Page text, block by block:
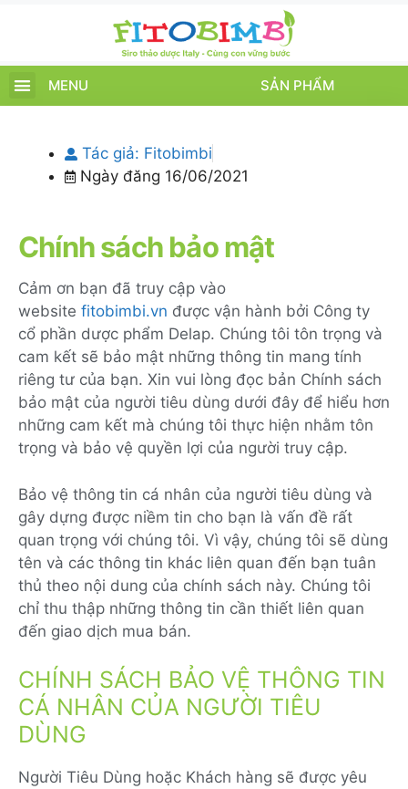
MENU SẢN PHẨM
Tác giả: Fitobimbi
Ngày đăng 16/06/2021
Chính sách bảo mật
Cảm ơn bạn đã truy cập vào
website fitobimbi.vn được vận hành bởi Công ty
cổ phần dược phẩm Delap. Chúng tôi tôn trọng và
cam kết sẽ bảo mật những thông tin mang tính
riêng tư của bạn. Xin vui lòng đọc bản Chính sách
bảo mật của người tiêu dùng dưới đây để hiểu hơn
những cam kết mà chúng tôi thực hiện nhằm tôn
trọng và bảo vệ quyền lợi của người truy cập.
Bảo vệ thông tin cá nhân của người tiêu dùng và
gây dựng được niềm tin cho bạn là vấn đề rất
quan trọng với chúng tôi. Vì vậy, chúng tôi sẽ dùng
tên và các thông tin khác liên quan đến bạn tuân
thủ theo nội dung của chính sách này. Chúng tôi
chỉ thu thập những thông tin cần thiết liên quan
đến giao dịch mua bán.
CHÍNH SÁCH BẢO VỆ THÔNG TIN
CÁ NHÂN CỦA NGƯỜI TIÊU
DÙNG
Người Tiêu Dùng hoặc Khách hàng sẽ được yêu